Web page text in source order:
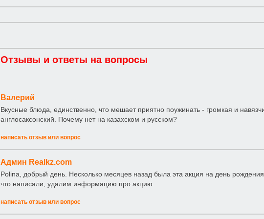
Отзывы и ответы на вопросы
Валерий
Вкусные блюда, единственно, что мешает приятно поужинать - громкая и
англосаксонский. Почему нет на казахском и русском?
написать отзыв или вопрос
Админ Realkz.com
Polina, добрый день. Несколько месяцев назад была эта акция на день
что написали, удалим информацию про акцию.
написать отзыв или вопрос